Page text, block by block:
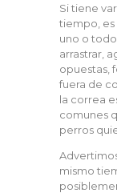
Si tiene
tiempo,
uno o
arrastrar,
opuestas,
fuera de
la correa
comunes
perros
mismo